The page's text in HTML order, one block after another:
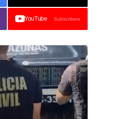
YouTube Subscribers